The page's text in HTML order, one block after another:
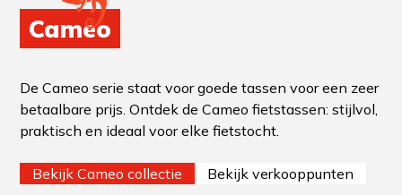
Cameo
De Cameo serie staat voor goede tassen voor een zeer
betaalbare prijs. Ontdek de Cameo fietstassen: stijlvol,
praktisch en ideaal voor elke fietstocht.
Bekijk Cameo collectie Bekijk verkooppunten